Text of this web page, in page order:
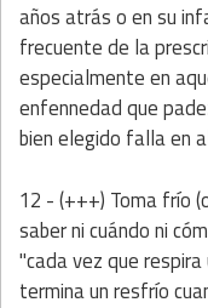
años atrás o en su
frecuente de la
especialmente en
enfennedad que
bien elegido falla en
12 - (+++) Toma frío
saber ni cuándo ni
"cada vez que
termina un resfrío